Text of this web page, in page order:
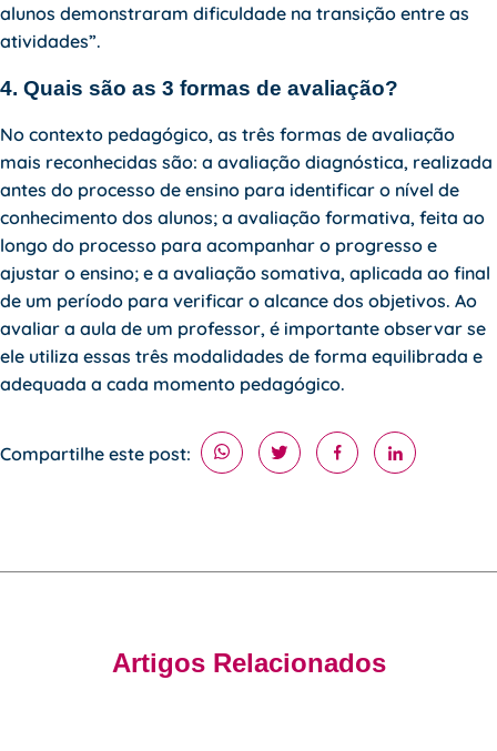
alunos demonstraram dificuldade na transição entre as
atividades”.
4. Quais são as 3 formas de avaliação?
No contexto pedagógico, as três formas de avaliação
mais reconhecidas são: a avaliação diagnóstica, realizada
antes do processo de ensino para identificar o nível de
conhecimento dos alunos; a avaliação formativa, feita ao
longo do processo para acompanhar o progresso e
ajustar o ensino; e a avaliação somativa, aplicada ao final
de um período para verificar o alcance dos objetivos. Ao
avaliar a aula de um professor, é importante observar se
ele utiliza essas três modalidades de forma equilibrada e
adequada a cada momento pedagógico.
Compartilhe este post:
Artigos Relacionados